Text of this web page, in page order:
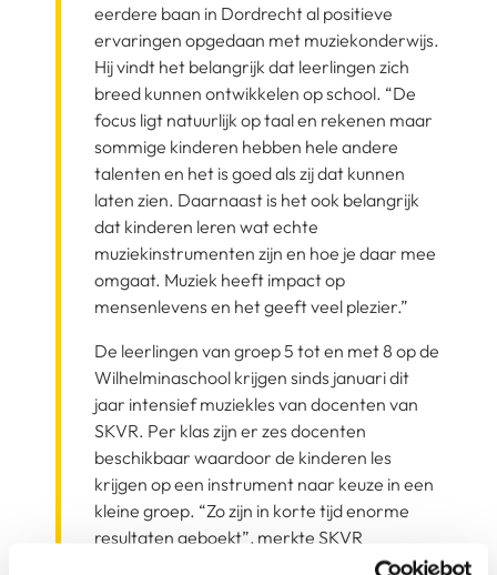
eerdere baan in Dordrecht al positieve
ervaringen opgedaan met muziekonderwijs.
Hij vindt het belangrijk dat leerlingen zich
breed kunnen ontwikkelen op school. “De
focus ligt natuurlijk op taal en rekenen maar
sommige kinderen hebben hele andere
talenten en het is goed als zij dat kunnen
laten zien. Daarnaast is het ook belangrijk
dat kinderen leren wat echte
muziekinstrumenten zijn en hoe je daar mee
omgaat. Muziek heeft impact op
mensenlevens en het geeft veel plezier.”
De leerlingen van groep 5 tot en met 8 op de
Wilhelminaschool krijgen sinds januari dit
jaar intensief muziekles van docenten van
SKVR. Per klas zijn er zes docenten
beschikbaar waardoor de kinderen les
krijgen op een instrument naar keuze in een
kleine groep. “Zo zijn in korte tijd enorme
resultaten geboekt”, merkte SKVR
coördinator Maud Berden. “Dat was echt te